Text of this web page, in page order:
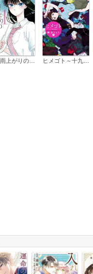
ヒメゴト～十九歳の制服～